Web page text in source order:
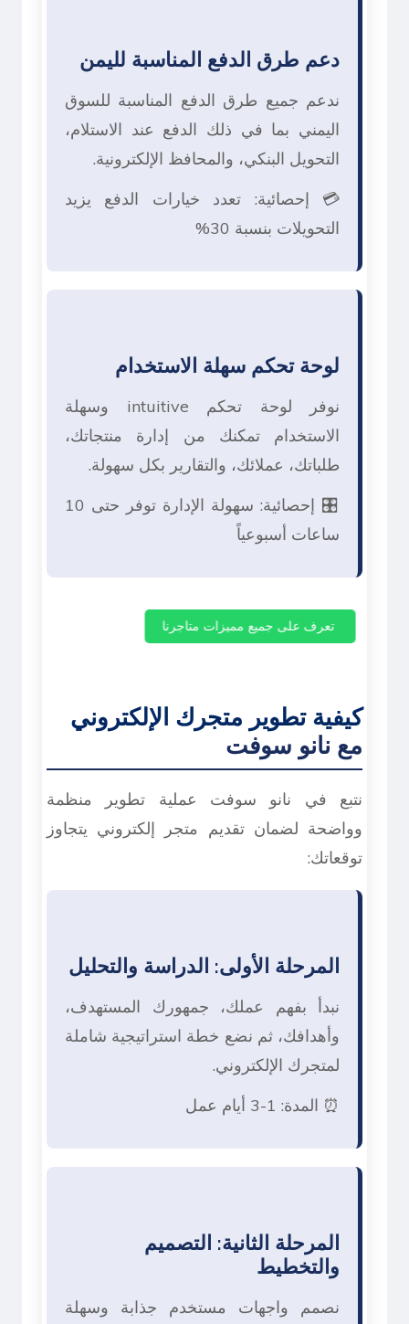
دعم طرق الدفع المناسبة لليمن
ندعم جميع طرق الدفع المناسبة للسوق
اليمني بما في ذلك الدفع عند الاستلام،
التحويل البنكي، والمحافظ الإلكترونية.
💳 إحصائية: تعدد خيارات الدفع يزيد
التحويلات بنسبة 30%
لوحة تحكم سهلة الاستخدام
نوفر لوحة تحكم intuitive وسهلة
الاستخدام تمكنك من إدارة منتجاتك،
طلباتك، عملائك، والتقارير بكل سهولة.
🎛️ إحصائية: سهولة الإدارة توفر حتى 10
ساعات أسبوعياً
تعرف على جميع مميزات متاجرنا
كيفية تطوير متجرك الإلكتروني
مع نانو سوفت
نتبع في نانو سوفت عملية تطوير منظمة
وواضحة لضمان تقديم متجر إلكتروني يتجاوز
توقعاتك:
المرحلة الأولى: الدراسة والتحليل
نبدأ بفهم عملك، جمهورك المستهدف،
وأهدافك، ثم نضع خطة استراتيجية شاملة
لمتجرك الإلكتروني.
⏰ المدة: 1-3 أيام عمل
المرحلة الثانية: التصميم
والتخطيط
نصمم واجهات مستخدم جذابة وسهلة